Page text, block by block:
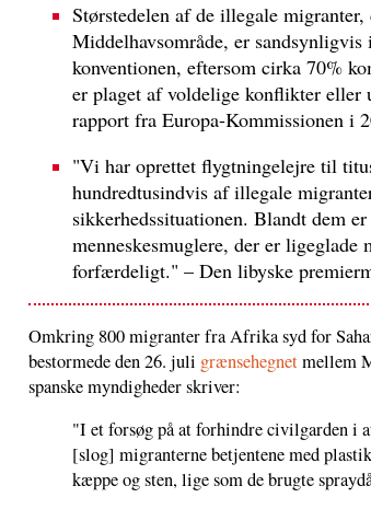
Størstedelen af de illegale
Middelhavsområde, er
konventionen, eftersom cirka 70%
er plaget af voldelige konflikter eller
rapport fra Europa-Kommissionen i
"Vi har oprettet flygtningelejre til
hundredtusindvis af illegale
sikkerhedssituationen. Blandt dem
menneskesmuglere, der er ligeglade
forfærdeligt." – Den libyske
Omkring 800 migranter fra Afrika syd for
bestormede den 26. juli grænsehegnetmellem
spanske myndigheder skriver:
"I et forsøg på at forhindre civilgarden i
[slog] migranterne betjentene med
kæppe og sten, lige som de brugte